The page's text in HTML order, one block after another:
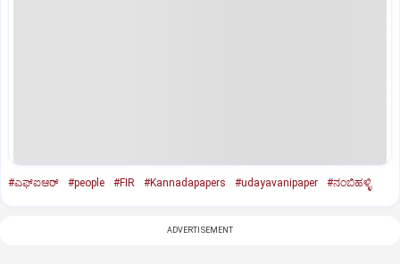
#ಎಫ್ಐಆರ್ #people #FIR #Kannadapapers #udayavanipaper #ನಂಬಿಹಳ್ಳಿ
ADVERTISEMENT